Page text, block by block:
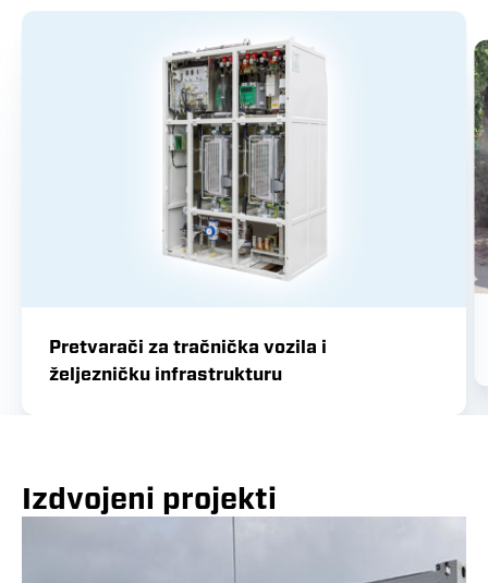
Pretvarači za tračnička vozila i
željezničku infrastrukturu
Izdvojeni projekti